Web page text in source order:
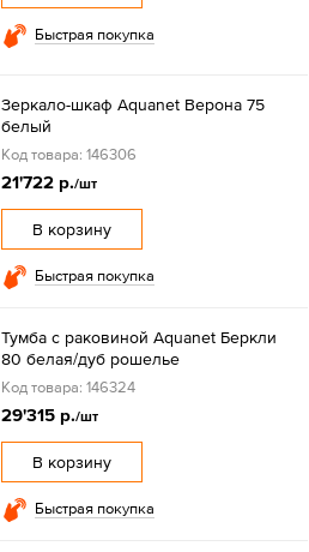
Быстрая покупка
Зеркало-шкаф Aquanet Верона 75
белый
Код товара: 146306
21'722 р./шт
В корзину
Быстрая покупка
Тумба с раковиной Aquanet Беркли
80 белая/дуб рошелье
Код товара: 146324
29'315 р./шт
В корзину
Быстрая покупка